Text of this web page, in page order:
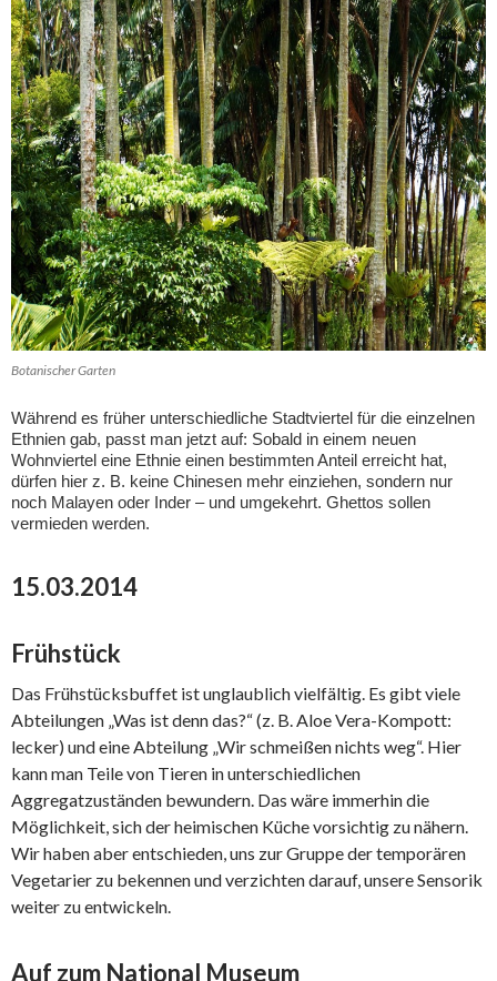
Botanischer Garten
Während es früher unterschiedliche Stadtviertel für die einzelnen
Ethnien gab, passt man jetzt auf: Sobald in einem neuen
Wohnviertel eine Ethnie einen bestimmten Anteil erreicht hat,
dürfen hier z. B. keine Chinesen mehr einziehen, sondern nur
noch Malayen oder Inder – und umgekehrt. Ghettos sollen
vermieden werden.
15.03.2014
Frühstück
Das Frühstücksbuffet ist unglaublich vielfältig. Es gibt viele
Abteilungen „Was ist denn das?“ (z. B. Aloe Vera-Kompott:
lecker) und eine Abteilung „Wir schmeißen nichts weg“. Hier
kann man Teile von Tieren in unterschiedlichen
Aggregatzuständen bewundern. Das wäre immerhin die
Möglichkeit, sich der heimischen Küche vorsichtig zu nähern.
Wir haben aber entschieden, uns zur Gruppe der temporären
Vegetarier zu bekennen und verzichten darauf, unsere Sensorik
weiter zu entwickeln.
Auf zum National Museum